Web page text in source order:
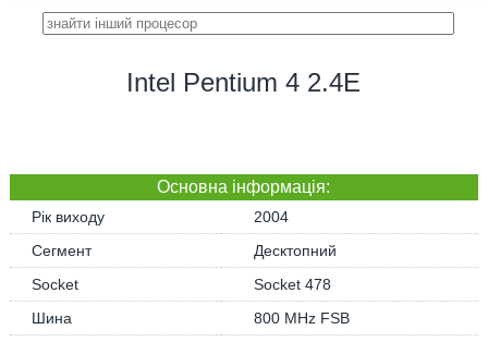
Intel Pentium 4 2.4E
Основна iнформація:
Рік виходу
2004
Сегмент
Десктопний
Socket
Socket 478
Шина
800 MHz FSB